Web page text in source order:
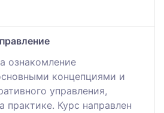
ознакомление
концепциями и
управления,
Курс направлен